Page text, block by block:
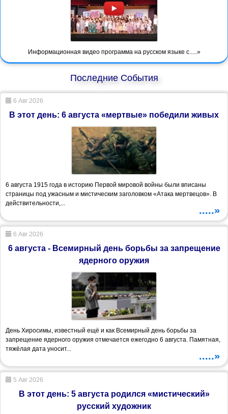
Информационная видео программа на русском языке с.....»
Последние События
6 Авг 2026
В этот день: 6 августа «мертвые» победили живых
6 августа 1915 года в историю Первой мировой войны были вписаны
страницы под ужасным и мистическим заголовком «Атака мертвецов». В
действительности,...
.....»
6 Авг 2026
6 августа - Всемирный день борьбы за запрещение
ядерного оружия
День Хиросимы, известный ещё и как Всемирный день борьбы за
запрещение ядерного оружия отмечается ежегодно 6 августа. Памятная,
тяжёлая дата уносит...
.....»
5 Авг 2026
В этот день: 5 августа родился «мистический»
русский художник